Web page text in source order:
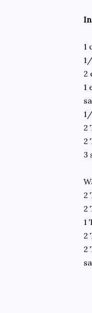
1
2
1
2
2
3
2
2
1
2
2